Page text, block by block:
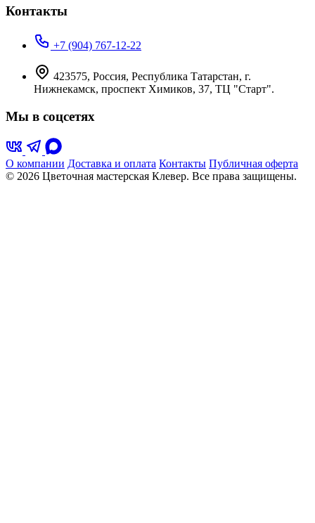
Контакты
+7 (904) 767-12-22
423575, Россия, Республика Татарстан, г.
Нижнекамск, проспект Химиков, 37, ТЦ "Старт".
Мы в соцсетях
О компании Доставка и оплата Контакты Публичная оферта
© 2026 Цветочная мастерская Клевер. Все права защищены.